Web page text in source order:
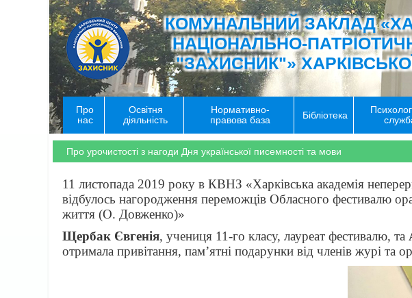
КОМУНАЛЬНИЙ ЗАКЛАД
НАЦІОНАЛЬНО-
"ЗАХИСНИК"»
Про
нас
Освітня
діяльність
Нормативно-
правова база
Бібліотека
Про урочистості з нагоди Дня української писемності та мови
11 листопада 2019 року в КВНЗ «Харківська академія
відбулось нагородження переможців Обласного фестивалю
життя (О. Довженко)»
Щербак Євгенія, учениця 11-го класу, лауреат фестивалю, та
отримала привітання, пам’ятні подарунки від членів журі та